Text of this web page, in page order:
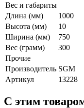
Вес и габариты
Длина (мм)
1000
Высота (мм)
10
Ширина (мм)
750
Вес (грамм)
300
Прочие
Производитель SGM
Артикул
13228
C этим